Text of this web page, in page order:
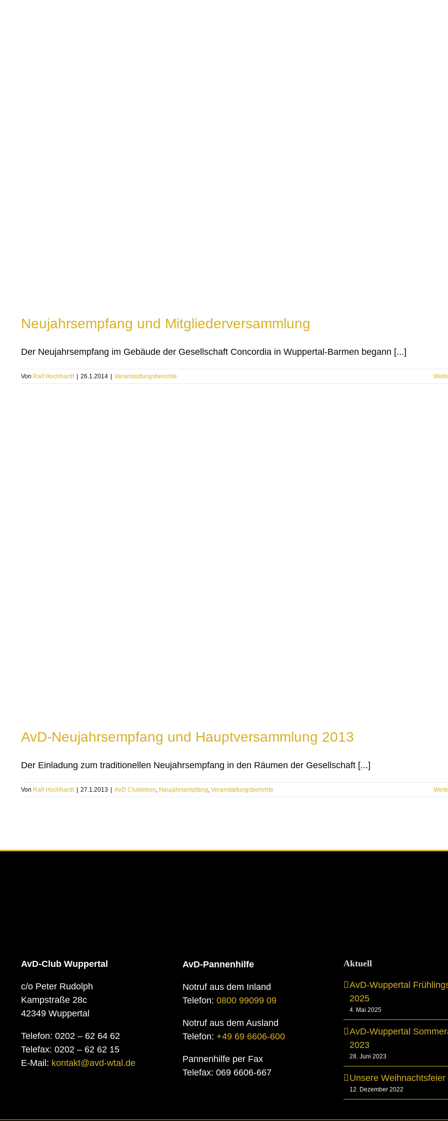
Neujahrsempfang und Mitgliederversammlung
Der Neujahrsempfang im Gebäude der Gesellschaft Concordia in Wuppertal-Barmen begann [...]
Von Ralf Hochhardt 26.1.2014 Veranstaltungsberichte
AvD-Neujahrsempfang und Hauptversammlung 2013
Der Einladung zum traditionellen Neujahrsempfang in den Räumen der Gesellschaft [...]
Von Ralf Hochhardt 27.1.2013 AvD Clubleben, Neujahrsempfang, Veranstaltungsberichte
AvD-Club Wuppertal
c/o Peter Rudolph
Kampstraße 28c
42349 Wuppertal
Telefon: 0202 – 62 64 62
Telefax: 0202 – 62 62 15
E-Mail: kontakt@avd-wtal.de
AvD-Pannenhilfe
Notruf aus dem Inland
Telefon: 0800 99099 09
Notruf aus dem Ausland
Telefon: +49 69 6606-600
Pannenhilfe per Fax
Telefax: 069 6606-667
Aktuell
AvD-Wuppertal
2025
4. Mai 2025
AvD-Wuppertal
2023
28. Juni 2023
Unsere Weihnachtsfeier
12. Dezember 2022